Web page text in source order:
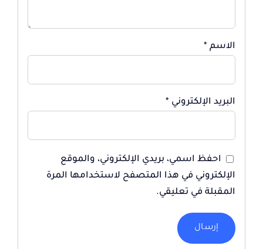
الاسم *
البريد الإلكتروني *
احفظ اسمي، بريدي الإلكتروني، والموقع
الإلكتروني في هذا المتصفح لاستخدامها المرة
المقبلة في تعليقي.